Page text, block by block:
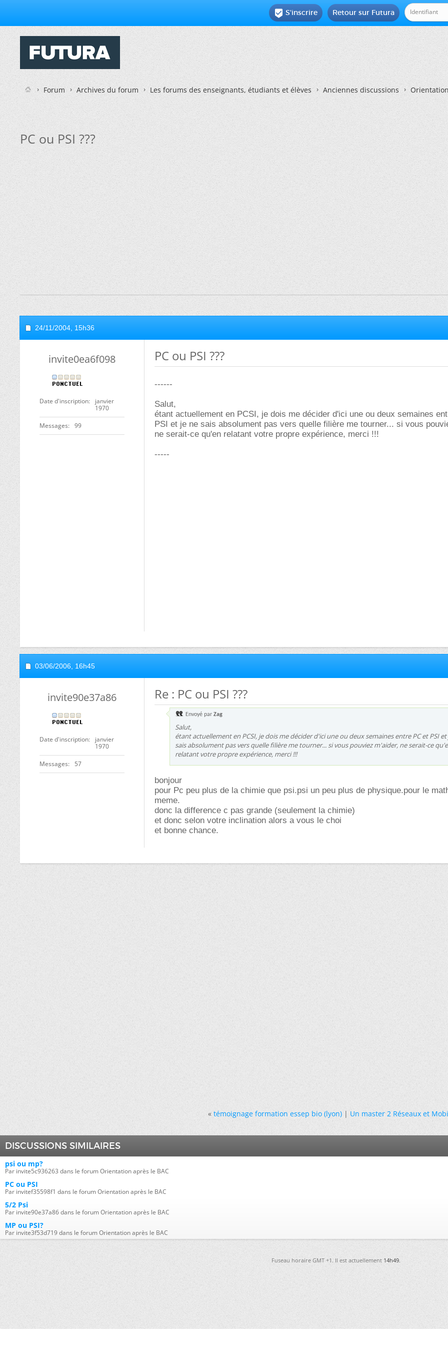
Retour sur Futura
 S'inscrire
Forum Archives du forum Les forums des enseignants, étudiants et élèves Anciennes discussions
PC ou PSI ???
24/11/2004, 15h36
invite0ea6f098
Date d'inscription
janvier
1970
Messages 99
PC ou PSI ???
------
Salut,
étant actuellement en PCSI, je dois me décider d'ici une ou deux semaines
PSI et je ne sais absolument pas vers quelle filière me tourner... si vous
ne serait-ce qu'en relatant votre propre expérience, merci !!!
-----
03/06/2006, 16h45
invite90e37a86
Date d'inscription
janvier
1970
Messages 57
Re : PC ou PSI ???
Envoyé par Zag
Salut,
étant actuellement en PCSI, je dois me décider d'ici une ou deux semaines entre PC et PSI et
sais absolument pas vers quelle filière me tourner... si vous pouviez m'aider, ne serait-ce
relatant votre propre expérience, merci !!!
bonjour
pour Pc peu plus de la chimie que psi.psi un peu plus de physique.pour le
meme.
donc la difference c pas grande (seulement la chimie)
et donc selon votre inclination alors a vous le choi
et bonne chance.
« témoignage formation essep bio (lyon)|Un master 2 Réseaux et
DISCUSSIONS SIMILAIRES
psi ou mp?
Par invite5c936263 dans le forum Orientation après le BAC
PC ou PSI
Par invitef35598f1 dans le forum Orientation après le BAC
5/2 Psi
Par invite90e37a86 dans le forum Orientation après le BAC
MP ou PSI?
Par invite3f53d719 dans le forum Orientation après le BAC
Fuseau horaire GMT +1. Il est actuellement14h49.